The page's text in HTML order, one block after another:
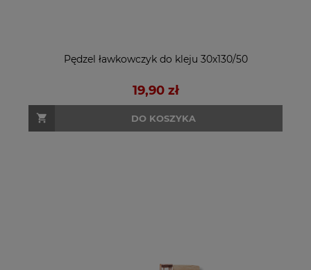
Pędzel ławkowczyk do kleju 30x130/50
19,90 zł
DO KOSZYKA